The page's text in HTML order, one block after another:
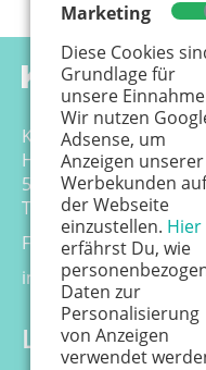
Marketing
Diese Cookies
Grundlage für
unsere
Wir nutzen
Adsense, um
Anzeigen unserer
Werbekunden auf
der Webseite
einzustellen. Hier
erfährst Du, wie
Daten zur
Personalisierung
von Anzeigen
verwendet
Känguru Colonia
Hansemannstr. 17-21
50823 Köln
Tel. 0221 - 99 88 21 - 0
Fax 0221 - 99 88 21 - 99
info@kaenguru-
Links